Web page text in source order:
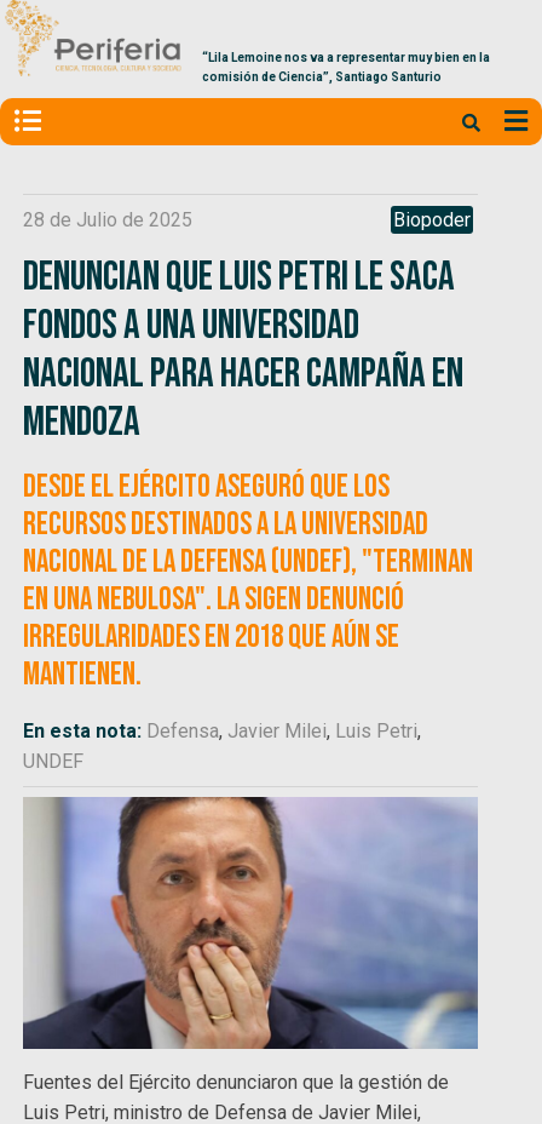
“Lila Lemoine nos va a representar muy bien en la
comisión de Ciencia”, Santiago Santurio
28 de Julio de 2025 Biopoder
Denuncian que Luis Petri le saca
fondos a una universidad
nacional para hacer campaña en
Mendoza
Desde el Ejército aseguró que los
recursos destinados a la Universidad
Nacional de la Defensa (UNDEF), "terminan
en una nebulosa". La SIGEN denunció
irregularidades en 2018 que aún se
mantienen.
En esta nota: Defensa, Javier Milei, Luis Petri,
UNDEF
Fuentes del Ejército denunciaron que la gestión de
Luis Petri, ministro de Defensa de Javier Milei,